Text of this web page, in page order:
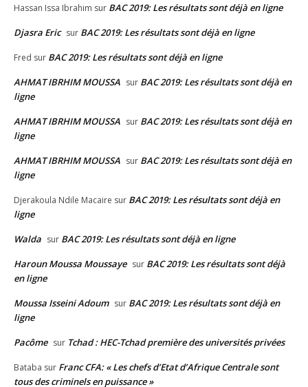
Hassan Issa Ibrahim sur BAC 2019: Les résultats sont déjà en ligne
Djasra Eric sur BAC 2019: Les résultats sont déjà en ligne
Fred sur BAC 2019: Les résultats sont déjà en ligne
AHMAT IBRHIM MOUSSA sur BAC 2019: Les résultats sont déjà en
ligne
AHMAT IBRHIM MOUSSA sur BAC 2019: Les résultats sont déjà en
ligne
AHMAT IBRHIM MOUSSA sur BAC 2019: Les résultats sont déjà en
ligne
Djerakoula Ndile Macaire sur BAC 2019: Les résultats sont déjà en
ligne
Walda sur BAC 2019: Les résultats sont déjà en ligne
Haroun Moussa Moussaye sur BAC 2019: Les résultats sont déjà
en ligne
Moussa Isseini Adoum sur BAC 2019: Les résultats sont déjà en
ligne
Pacôme sur Tchad : HEC-Tchad première des universités privées
Bataba sur Franc CFA: « Les chefs d’Etat d’Afrique Centrale sont
tous des criminels en puissance »